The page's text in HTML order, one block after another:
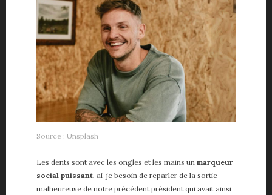
Source : Unsplash
Les dents sont avec les ongles et les mains un marqueur
social puissant , ai-je besoin de reparler de la sortie
malheureuse de notre précédent président qui avait ainsi